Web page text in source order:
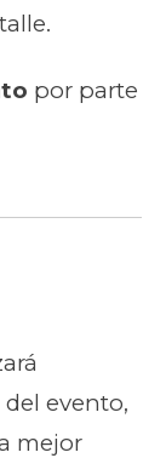
por parte
evento,
mejor